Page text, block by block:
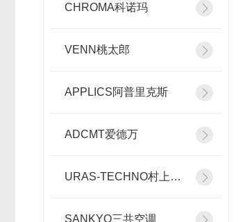
CHROMA科诺玛
VENN桃太郎
APPLICS阿普里克斯
ADCMT爱德万
URAS-TECHNO村上精机
SANKYO三共空调